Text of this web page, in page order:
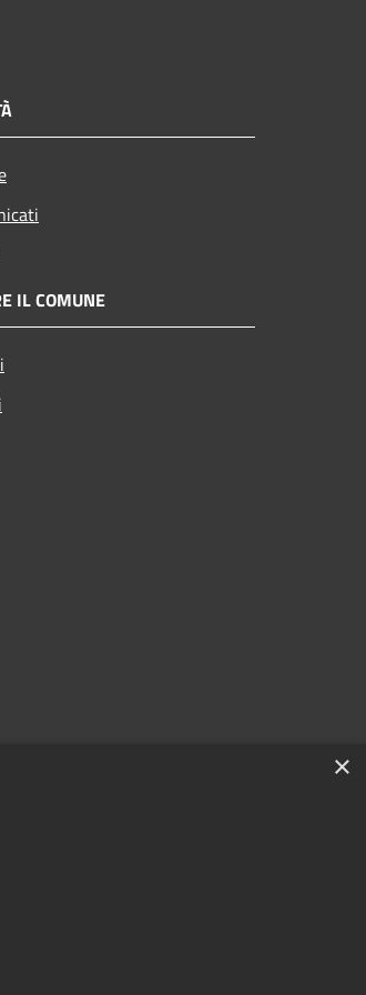
IL COMUNE
Powered by
×